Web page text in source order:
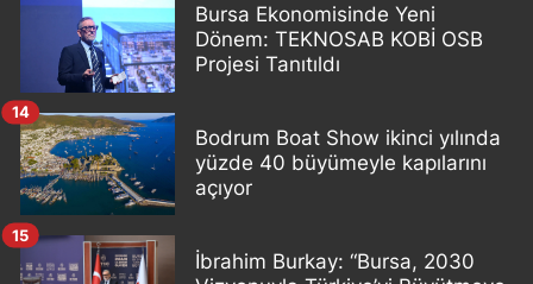
Bursa Ekonomisinde Yeni
Dönem: TEKNOSAB KOBİ OSB
Projesi Tanıtıldı
Bodrum Boat Show ikinci yılında
yüzde 40 büyümeyle kapılarını
açıyor
14
İbrahim Burkay: “Bursa, 2030
15